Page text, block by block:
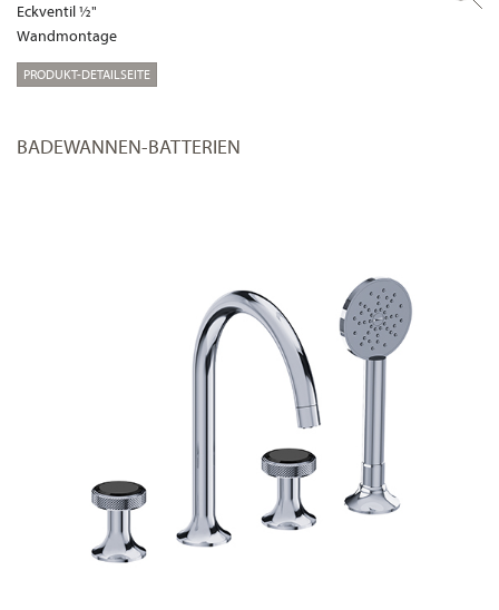
Eckventil ½"
Wandmontage
PRODUKT-DETAILSEITE
BADEWANNEN-BATTERIEN